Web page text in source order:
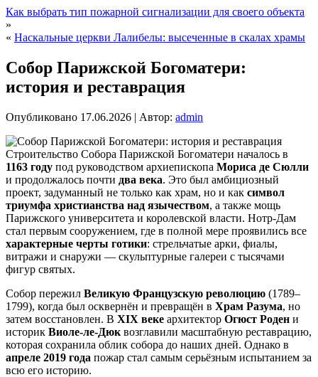
Как выбрать тип пожарной сигнализации для своего объекта
»
« Наскальные церкви Лалибелы: высеченные в скалах храмы
Собор Парижской Богоматери:
история и реставрация
Опубликовано 17.06.2026 | Автор: admin
Строительство Собора Парижской Богоматери началось в
1163 году под руководством архиепископа Мориса де Сюлли
и продолжалось почти два века. Это был амбициозный
проект, задуманный не только как храм, но и как символ
триумфа христианства над язычеством, а также мощь
Парижского университета и королевской власти. Нотр-Дам
стал первым сооружением, где в полной мере проявились все
характерные черты готики: стрельчатые арки, фиалы,
витражи и снаружи — скульптурные галереи с тысячами
фигур святых.
Собор пережил Великую Французскую революцию (1789–
1799), когда был осквернён и превращён в Храм Разума, но
затем восстановлен. В XIX веке архитектор Огюст Роден и
историк Виоле-ле-Дюк возглавили масштабную реставрацию,
которая сохранила облик собора до наших дней. Однако в
апреле 2019 года пожар стал самым серьёзным испытанием за
всю его историю.